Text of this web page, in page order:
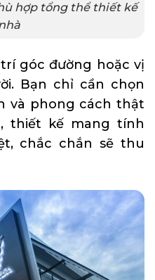
hợp tổng thể thiết kế
góc đường hoặc vị
Bạn chỉ cần chọn
và phong cách thật
thiết kế mang tính
chắc chắn sẽ thu